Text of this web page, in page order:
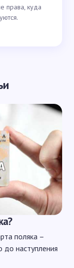
права, куда
поляка –
до наступления